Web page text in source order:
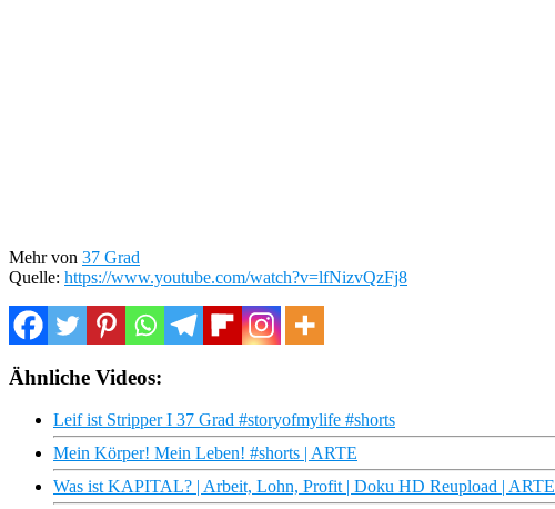
Mehr von 37 Grad
Quelle: https://www.youtube.com/watch?v=lfNizvQzFj8
Ähnliche Videos:
Leif ist Stripper I 37 Grad #storyofmylife #shorts
Mein Körper! Mein Leben! #shorts | ARTE
Was ist KAPITAL? | Arbeit, Lohn, Profit | Doku HD Reupload | ARTE